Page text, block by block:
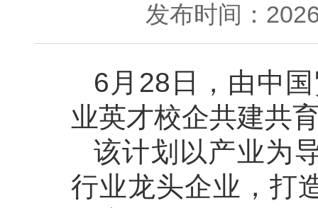
发布时间：
6月28日，由中
业英才校企共建共
该计划以产业为
行业龙头企业，打